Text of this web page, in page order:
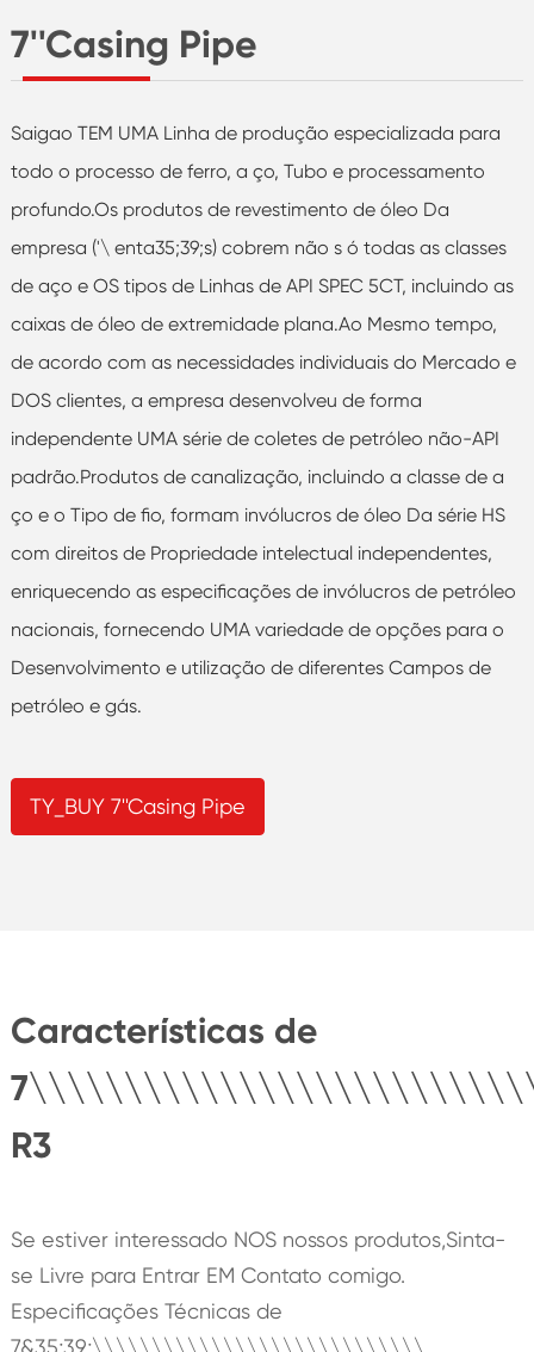
7''Casing Pipe
Saigao TEM UMA Linha de produção especializada para
todo o processo de ferro, a ço, Tubo e processamento
profundo.Os produtos de revestimento de óleo Da
empresa ('\ enta35;39;s) cobrem não s ó todas as classes
de aço e OS tipos de Linhas de API SPEC 5CT, incluindo as
caixas de óleo de extremidade plana.Ao Mesmo tempo,
de acordo com as necessidades individuais do Mercado e
DOS clientes, a empresa desenvolveu de forma
independente UMA série de coletes de petróleo não-API
padrão.Produtos de canalização, incluindo a classe de a
ço e o Tipo de fio, formam invólucros de óleo Da série HS
com direitos de Propriedade intelectual independentes,
enriquecendo as especificações de invólucros de petróleo
nacionais, fornecendo UMA variedade de opções para o
Desenvolvimento e utilização de diferentes Campos de
petróleo e gás.
TY_BUY 7''Casing Pipe
Características de
R3
Se estiver interessado NOS nossos produtos,Sinta-
se Livre para Entrar EM Contato comigo.
Especificações Técnicas de
7&35;39;\\\\\\\\\\\\\\\\\\\\\\\\\\\\